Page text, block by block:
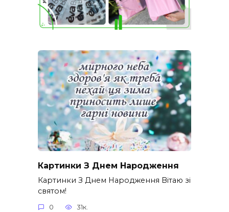
Картинки З Днем Народження
Картинки З Днем Народження Вітаю зі
святом!
0 31к.